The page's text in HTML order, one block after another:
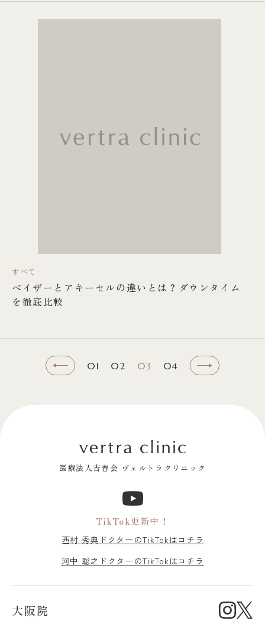
すべて
ベイザーとアキーセルの違いとは？ダウンタイム
を徹底比較
01 02 03 04
医療法人吉春会 ヴェルトラクリニック
TikTok更新中！
西村 秀典ドクターのTikTokはコチラ
河中 聡之ドクターのTikTokはコチラ
大阪院